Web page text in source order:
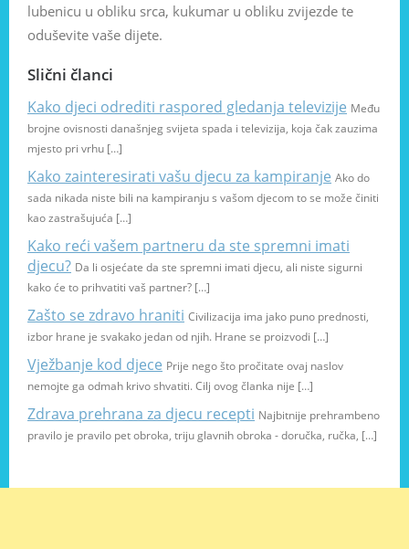
lubenicu u obliku srca, kukumar u obliku zvijezde te
oduševite vaše dijete.
Slični članci
Kako djeci odrediti raspored gledanja televizije Među
brojne ovisnosti današnjeg svijeta spada i televizija, koja čak zauzima
mjesto pri vrhu […]
Kako zainteresirati vašu djecu za kampiranje Ako do
sada nikada niste bili na kampiranju s vašom djecom to se može činiti
kao zastrašujuća […]
Kako reći vašem partneru da ste spremni imati
djecu? Da li osjećate da ste spremni imati djecu, ali niste sigurni
kako će to prihvatiti vaš partner? […]
Zašto se zdravo hraniti Civilizacija ima jako puno prednosti,
izbor hrane je svakako jedan od njih. Hrane se proizvodi […]
Vježbanje kod djece Prije nego što pročitate ovaj naslov
nemojte ga odmah krivo shvatiti. Cilj ovog članka nije […]
Zdrava prehrana za djecu recepti Najbitnije prehrambeno
pravilo je pravilo pet obroka, triju glavnih obroka - doručka, ručka, […]